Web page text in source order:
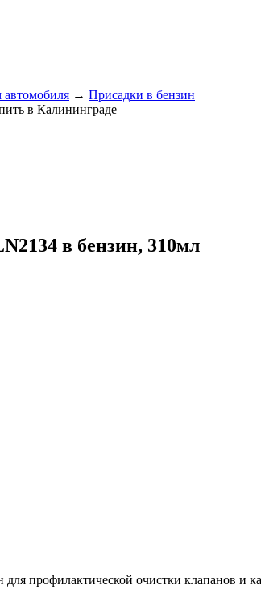
→ Присадки в бензин
в Калининграде
в бензин, 310мл
профилактической очистки клапанов и